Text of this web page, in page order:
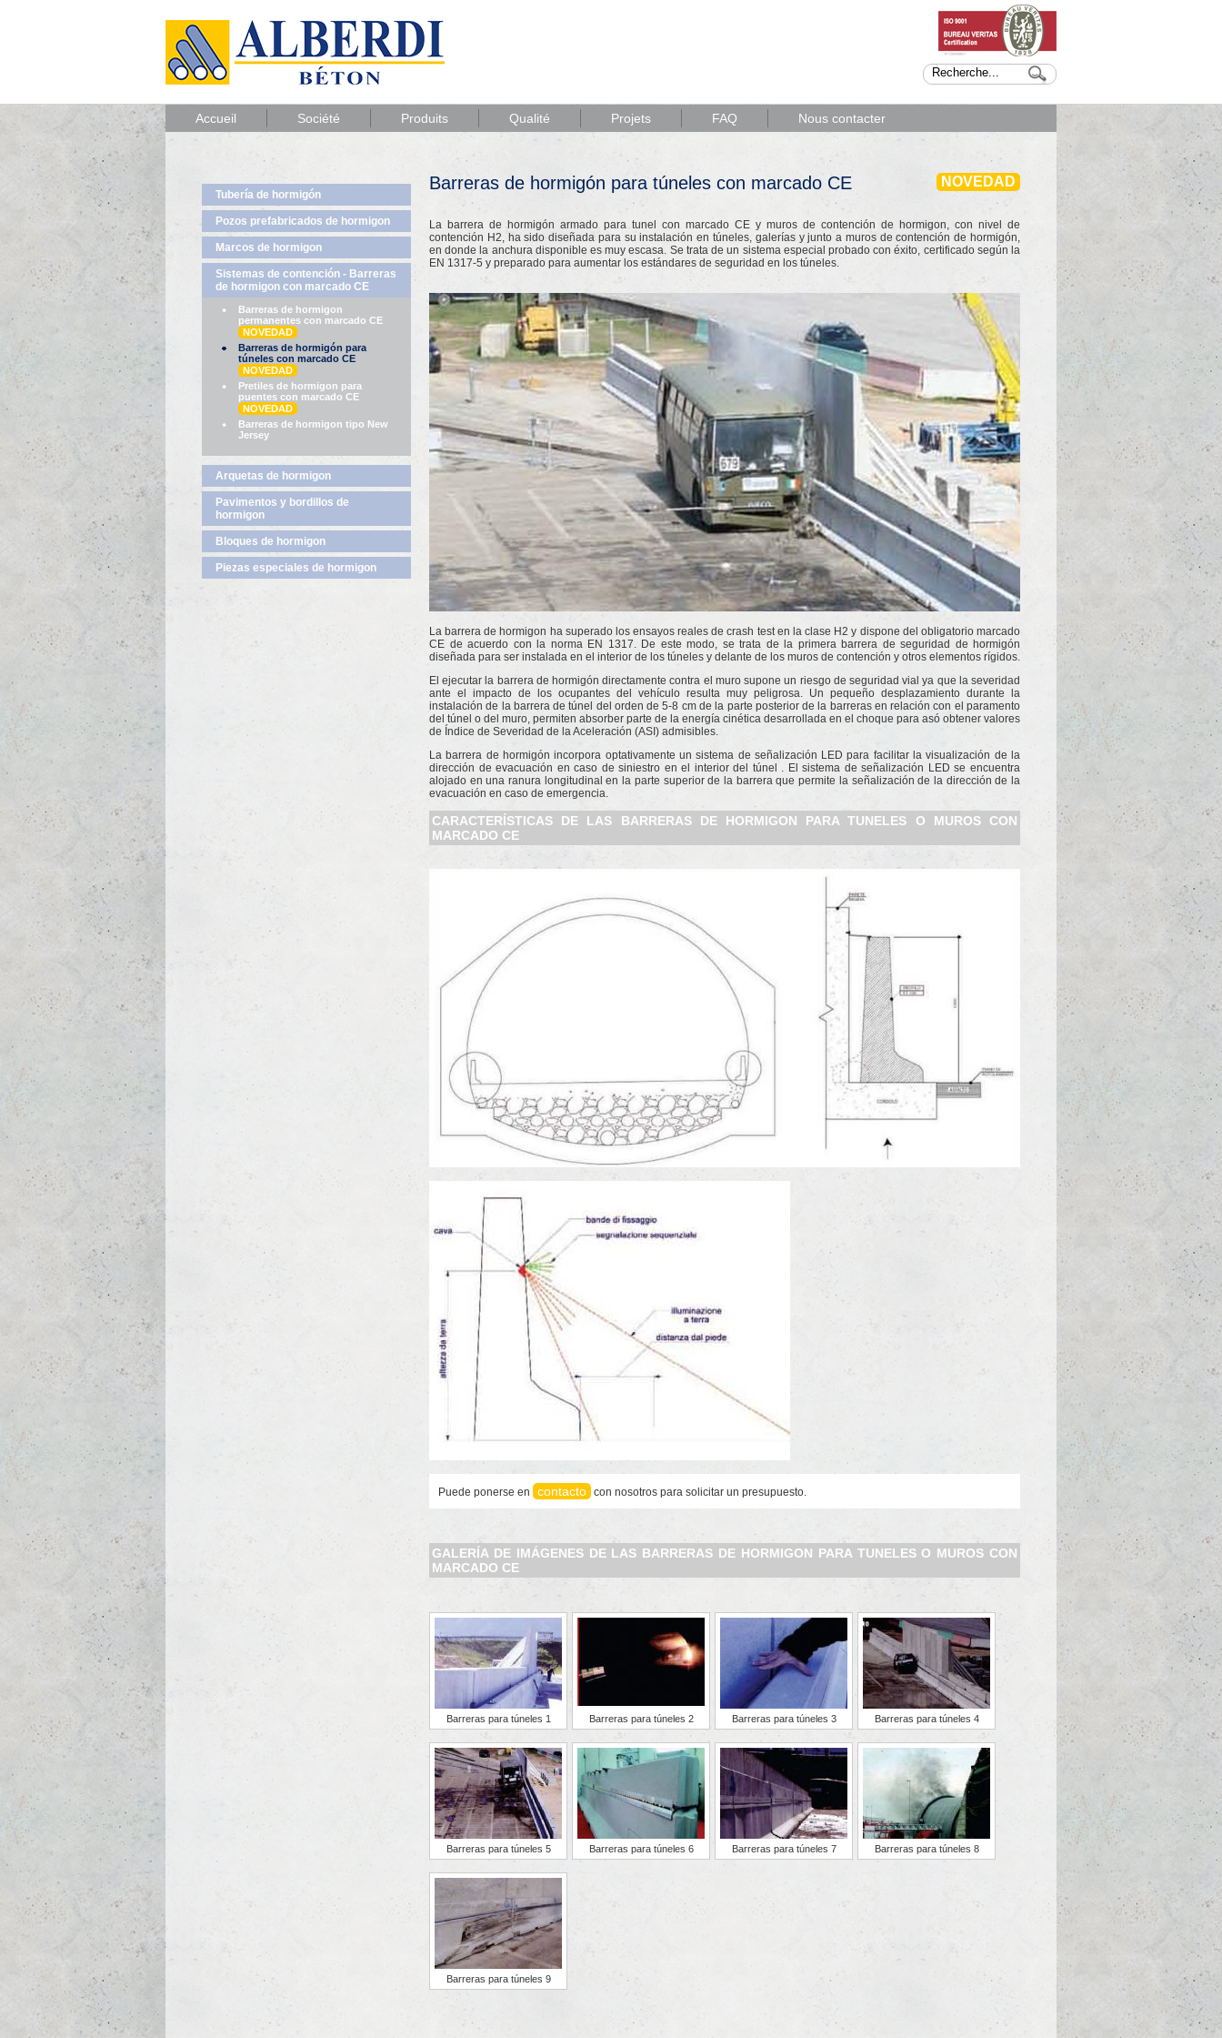
Accueil Société Produits Qualité Projets FAQ Nous contacter
Tubería de hormigón
Pozos prefabricados de hormigon
Marcos de hormigon
Sistemas de contención - Barreras
de hormigon con marcado CE
Barreras de hormigon
permanentes con marcado CE
NOVEDAD
Barreras de hormigón para
túneles con marcado CE
NOVEDAD
Pretiles de hormigon para
puentes con marcado CE
NOVEDAD
Barreras de hormigon tipo New
Jersey
Arquetas de hormigon
Pavimentos y bordillos de
hormigon
Bloques de hormigon
Piezas especiales de hormigon
Barreras de hormigón para túneles con marcado CE NOVEDAD
La barrera de hormigón armado para tunel con marcado CE y muros de contención de hormigon, con nivel de
contención H2, ha sido diseñada para su instalación en túneles, galerías y junto a muros de contención de hormigón,
en donde la anchura disponible es muy escasa. Se trata de un sistema especial probado con éxito, certificado según la
EN 1317-5 y preparado para aumentar los estándares de seguridad en los túneles.
La barrera de hormigon ha superado los ensayos reales de crash test en la clase H2 y dispone del obligatorio marcado
CE de acuerdo con la norma EN 1317. De este modo, se trata de la primera barrera de seguridad de hormigón
diseñada para ser instalada en el interior de los túneles y delante de los muros de contención y otros elementos rígidos.
El ejecutar la barrera de hormigón directamente contra el muro supone un riesgo de seguridad vial ya que la severidad
ante el impacto de los ocupantes del vehículo resulta muy peligrosa. Un pequeño desplazamiento durante la
instalación de la barrera de túnel del orden de 5-8 cm de la parte posterior de la barreras en relación con el paramento
del túnel o del muro, permiten absorber parte de la energía cinética desarrollada en el choque para asó obtener valores
de Índice de Severidad de la Aceleración (ASI) admisibles.
La barrera de hormigón incorpora optativamente un sistema de señalización LED para facilitar la visualización de la
dirección de evacuación en caso de siniestro en el interior del túnel . El sistema de señalización LED se encuentra
alojado en una ranura longitudinal en la parte superior de la barrera que permite la señalización de la dirección de la
evacuación en caso de emergencia.
CARACTERÍSTICAS DE LAS BARRERAS DE HORMIGON PARA TUNELES O MUROS CON
MARCADO CE
Puede ponerse en contacto con nosotros para solicitar un presupuesto.
GALERÍA DE IMÁGENES DE LAS BARRERAS DE HORMIGON PARA TUNELES O MUROS CON
MARCADO CE
Barreras para túneles 1 Barreras para túneles 2 Barreras para túneles 3 Barreras para túneles 4
Barreras para túneles 5 Barreras para túneles 6 Barreras para túneles 7 Barreras para túneles 8
Barreras para túneles 9